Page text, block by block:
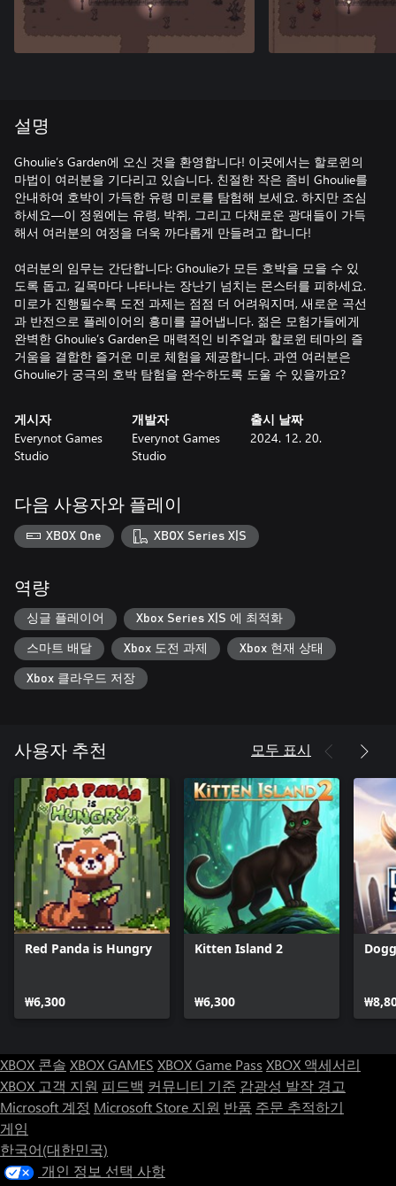
설명
Ghoulie’s Garden에 오신 것을 환영합니다! 이곳에서는 할로윈의
마법이 여러분을 기다리고 있습니다. 친절한 작은 좀비 Ghoulie를
안내하여 호박이 가득한 유령 미로를 탐험해 보세요. 하지만 조심
하세요—이 정원에는 유령, 박쥐, 그리고 다채로운 광대들이 가득
해서 여러분의 여정을 더욱 까다롭게 만들려고 합니다!
여러분의 임무는 간단합니다: Ghoulie가 모든 호박을 모을 수 있
도록 돕고, 길목마다 나타나는 장난기 넘치는 몬스터를 피하세요.
미로가 진행될수록 도전 과제는 점점 더 어려워지며, 새로운 곡선
과 반전으로 플레이어의 흥미를 끌어냅니다. 젊은 모험가들에게
완벽한 Ghoulie’s Garden은 매력적인 비주얼과 할로윈 테마의 즐
거움을 결합한 즐거운 미로 체험을 제공합니다. 과연 여러분은
Ghoulie가 궁극의 호박 탐험을 완수하도록 도울 수 있을까요?
게시자
Everynot Games
Studio
개발자
Everynot Games
Studio
출시 날짜
2024. 12. 20.
다음 사용자와 플레이
XBOX One XBOX Series X|S
역량
싱글 플레이어 Xbox Series X|S 에 최적화
스마트 배달 Xbox 도전 과제 Xbox 현재 상태
Xbox 클라우드 저장
사용자 추천 모두 표시
Red Panda is Hungry
₩6,300
Kitten Island 2
₩6,300
XBOX 콘솔 XBOX GAMES XBOX Game Pass XBOX 액세서리
XBOX 고객 지원 피드백 커뮤니티 기준 감광성 발작 경고
Microsoft 계정 Microsoft Store 지원 반품 주문 추적하기
게임
한국어(대한민국)
개인 정보 선택 사항